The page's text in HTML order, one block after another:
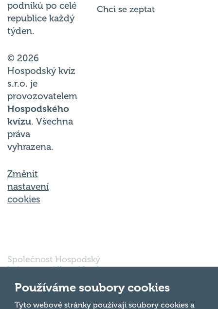
podniků po celé
republice každý
týden.
© 2026
Hospodský kvíz
s.r.o. je
provozovatelem
Hospodského
kvízu. Všechna
práva
vyhrazena.
Změnit
nastavení
cookies
Chci se zeptat
Společnost Hospodský
kvíz s.r.o., sídlem Nové
602 00 Brno, IČ:
03980138, DIČ:
Nahoru
Používáme soubory cookies
Tyto webové stránky používají soubory cookies a